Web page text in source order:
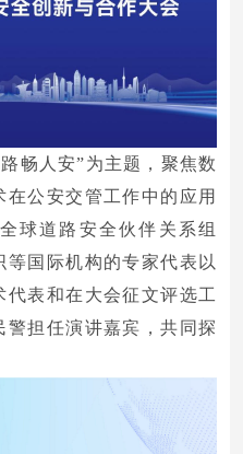
畅人安”为主题，聚焦数
公安交管工作中的应用
球道路安全伙伴关系组
国际机构的专家代表以
表和在大会征文评选工
担任演讲嘉宾，共同探